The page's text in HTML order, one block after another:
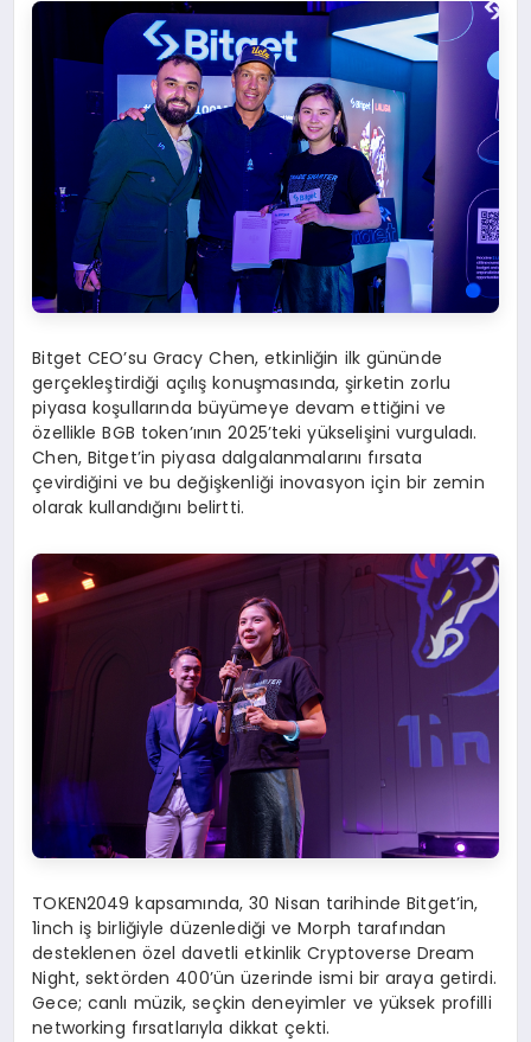
Bitget CEO’su Gracy Chen, etkinliğin ilk gününde
gerçekleştirdiği açılış konuşmasında, şirketin zorlu
piyasa koşullarında büyümeye devam ettiğini ve
özellikle BGB token’ının 2025’teki yükselişini vurguladı.
Chen, Bitget’in piyasa dalgalanmalarını fırsata
çevirdiğini ve bu değişkenliği inovasyon için bir zemin
olarak kullandığını belirtti.
TOKEN2049 kapsamında, 30 Nisan tarihinde Bitget’in,
1inch iş birliğiyle düzenlediği ve Morph tarafından
desteklenen özel davetli etkinlik Cryptoverse Dream
Night, sektörden 400’ün üzerinde ismi bir araya getirdi.
Gece; canlı müzik, seçkin deneyimler ve yüksek profilli
networking fırsatlarıyla dikkat çekti.